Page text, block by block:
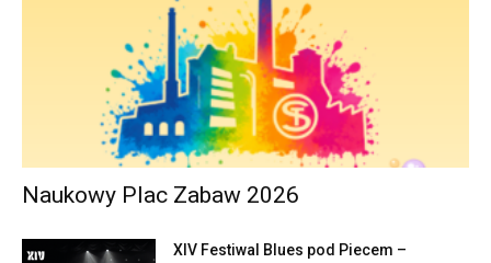
Naukowy Plac Zabaw 2026
XIV Festiwal Blues pod Piecem –